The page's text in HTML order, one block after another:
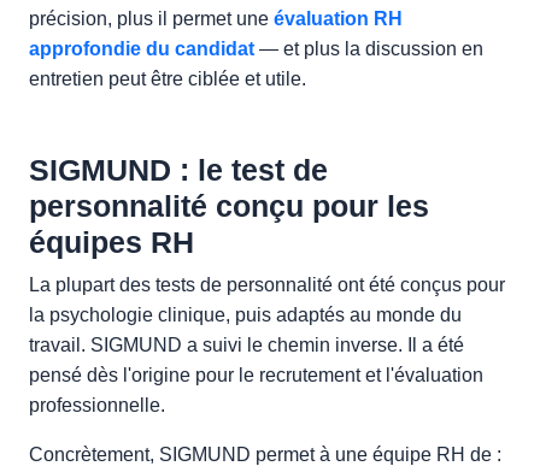
précision, plus il permet une évaluation RH
approfondie du candidat — et plus la discussion en
entretien peut être ciblée et utile.
SIGMUND : le test de
personnalité conçu pour les
équipes RH
La plupart des tests de personnalité ont été conçus pour
la psychologie clinique, puis adaptés au monde du
travail. SIGMUND a suivi le chemin inverse. Il a été
pensé dès l'origine pour le recrutement et l'évaluation
professionnelle.
Concrètement, SIGMUND permet à une équipe RH de :